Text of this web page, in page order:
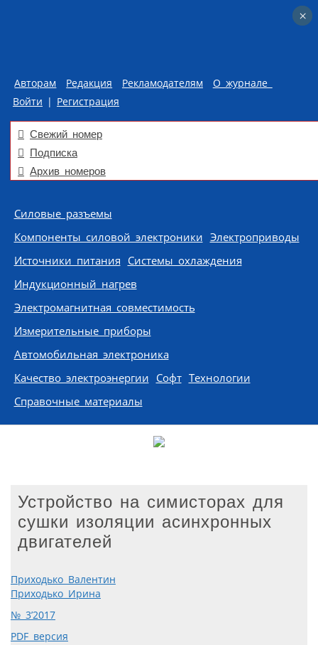
Авторам Редакция Рекламодателям
О журнале
Войти | Регистрация
Свежий номер
Подписка
Архив номеров
Skip to content
Силовые разъемы
Компоненты силовой электроники Электроприводы
Источники питания Системы охлаждения
Индукционный нагрев
Электромагнитная совместимость
Измерительные приборы
Автомобильная электроника
Качество электроэнергии Софт Технологии
Справочные материалы
Устройство на симисторах для
сушки изоляции асинхронных
двигателей
Приходько Валентин
Приходько Ирина
№ 3’2017
PDF версия
×
×